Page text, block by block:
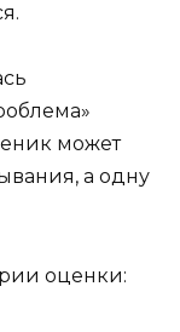
может
а одну
оценки: